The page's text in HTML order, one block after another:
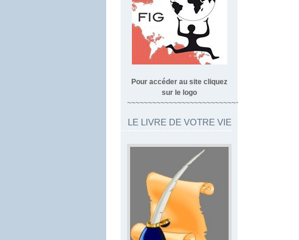
Pour accéder au site cliquez
sur le logo
~~~~~~~~~~~~~~~~~~~~~~~~~~~~~~~~~
LE LIVRE DE VOTRE VIE